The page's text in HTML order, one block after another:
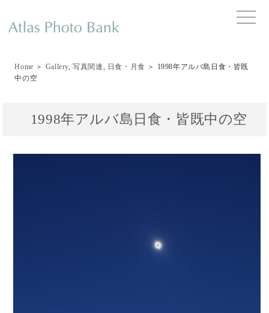
toggle
Home ＞ Gallery,写真関連, 日食・月食 ＞ 1998年アルバ島日食・皆既
中の空
1998年アルバ島日食・皆既中の空